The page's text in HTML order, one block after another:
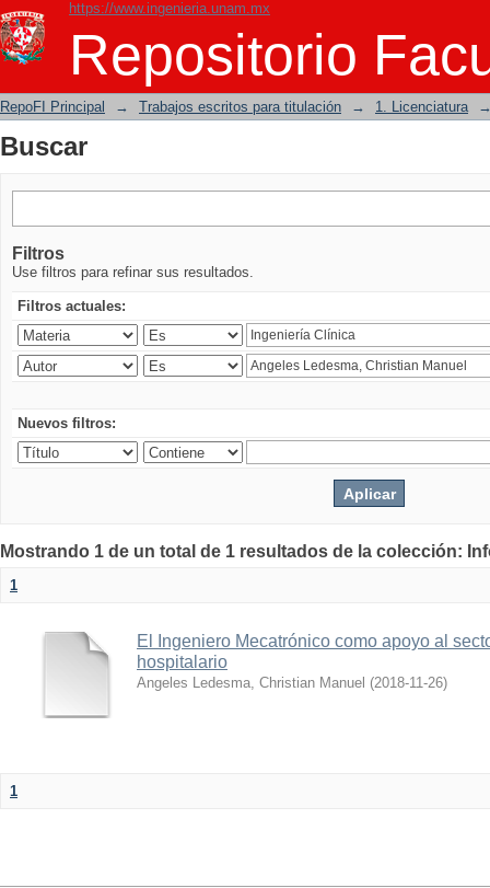
https://www.ingenieria.unam.mx
Repositorio
Buscar
RepoFI Principal → Trabajos escritos para titulación → 1. Licenciatura
Buscar
Filtros
Use filtros para refinar sus resultados.
Filtros actuales:
Nuevos filtros:
Mostrando 1 de un total de 1 resultados de la colección:
1
El Ingeniero Mecatrónico como apoyo al
hospitalario
Angeles Ledesma, Christian Manuel (2018-11-26)
1